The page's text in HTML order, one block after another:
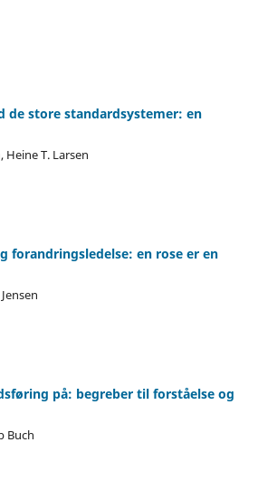
store standardsystemer: en
Heine T. Larsen
forandringsledelse: en rose er en
på: begreber til forståelse og
Buch